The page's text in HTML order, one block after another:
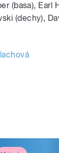
(basa), Earl
(dechy),